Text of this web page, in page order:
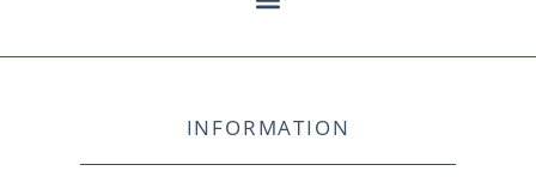
INFORMATION